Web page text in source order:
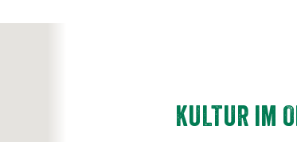
KULTUR im